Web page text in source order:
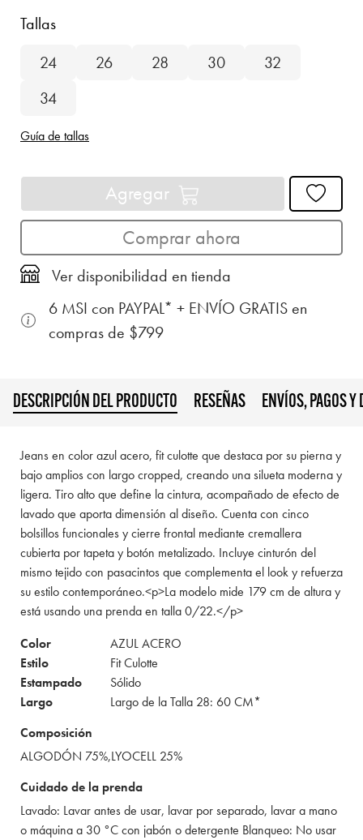
Tallas
24
26 28 30
32
34
Guía de tallas
Agregar
Comprar ahora
Ver disponibilidad en tienda
6 MSI con PAYPAL* + ENVÍO GRATIS en
compras de $799
DESCRIPCIÓN DEL PRODUCTO RESEÑAS ENVÍOS, PAGOS Y
Jeans en color azul acero, fit culotte que destaca por su pierna y
bajo amplios con largo cropped, creando una silueta moderna y
ligera. Tiro alto que define la cintura, acompañado de efecto de
lavado que aporta dimensión al diseño. Cuenta con cinco
bolsillos funcionales y cierre frontal mediante cremallera
cubierta por tapeta y botón metalizado. Incluye cinturón del
mismo tejido con pasacintos que complementa el look y refuerza
su estilo contemporáneo.<p>La modelo mide 179 cm de altura y
está usando una prenda en talla 0/22.</p>
Color
AZUL ACERO
Estilo
Fit Culotte
Estampado
Sólido
Largo
Largo de la Talla 28: 60 CM*
Composición
ALGODÓN 75%,LYOCELL 25%
Cuidado de la prenda
Lavado: Lavar antes de usar, lavar por separado, lavar a mano
o máquina a 30 °C con jabón o detergente Blanqueo: No usar